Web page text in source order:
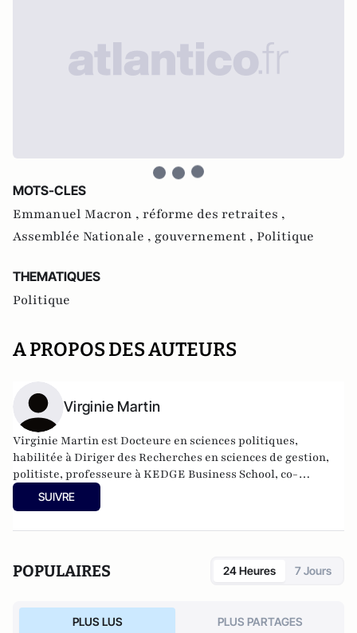
MOTS-CLES
Emmanuel Macron , réforme des retraites ,
Assemblée Nationale , gouvernement , Politique
THEMATIQUES
Politique
A PROPOS DES AUTEURS
Virginie Martin
Virginie Martin est Docteure en sciences politiques,
habilitée à Diriger des Recherches en sciences de gestion,
politiste, professeure à KEDGE Business School, co-
responsable du comité scientifique de la Revue Politique et
Parlementaire.
SUIVRE
POPULAIRES 24 Heures 7 Jours
PLUS LUS PLUS PARTAGES